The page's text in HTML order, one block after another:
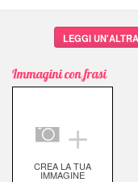
LEGGI
Immagini con frasi
＋
CREA LA TUA
IMMAGINE